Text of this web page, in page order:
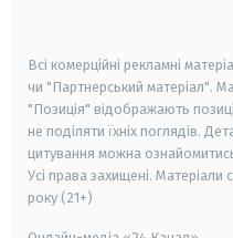
Всі комерційні рекламні
чи "Партнерський матеріал".
"Позиція" відображають
не поділяти їхніх поглядів.
цитування можна
Усі права захищені. Матеріали
року (21+)